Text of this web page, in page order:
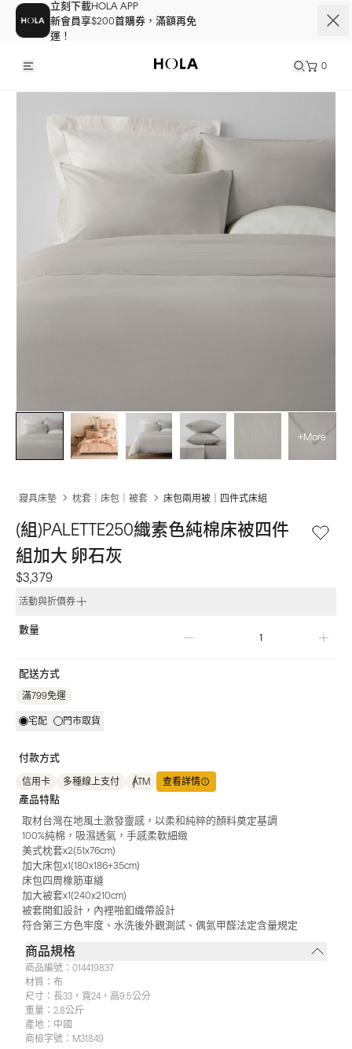
立刻下載HOLA APP
新會員享$200首購券，滿額再免
運！
0
+More
寢具床墊 枕套｜床包｜被套 床包兩用被｜四件式床組
(組)PALETTE250織素色純棉床被四件
組加大 卵石灰
$3,379
活動與折價券
數量
配送方式
滿799免運
宅配 門市取貨
付款方式
信用卡 多種線上支付 ATM 查看詳情
產品特點
取材台灣在地風土激發靈感，以柔和純粹的顏料奠定基調
100%純棉，吸濕透氣，手感柔軟細緻
美式枕套x2(51x76cm)
加大床包x1(180x186+35cm)
床包四周橡筋車縫
加大被套x1(240x210cm)
被套開釦設計，內裡啪釦織帶設計
符合第三方色牢度、水洗後外觀測試、偶氮甲醛法定含量規定
商品規格
商品編號： 014419837
材質： 布
尺寸： 長33，寬24，高9.5公分
重量： 2.8公斤
產地： 中國
商檢字號： M31849